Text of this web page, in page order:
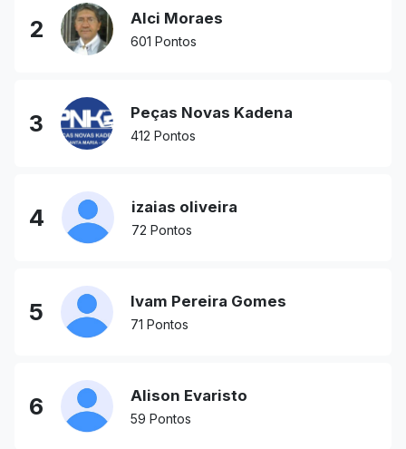
2 Alci Moraes
601 Pontos
3 Peças Novas Kadena
412 Pontos
4 izaias oliveira
72 Pontos
5 Ivam Pereira Gomes
71 Pontos
6 Alison Evaristo
59 Pontos